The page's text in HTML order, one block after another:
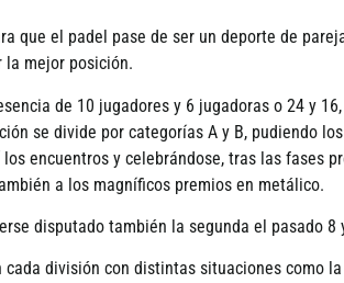
que el padel pase de ser un deporte de
la mejor posición.
de 10 jugadores y 6 jugadoras o 24 y
se divide por categorí­as A y B, pudiendo
encuentros y celebrándose, tras las fases
a los magní­ficos premios en metálico.
disputado también la segunda el pasado
división con distintas situaciones como